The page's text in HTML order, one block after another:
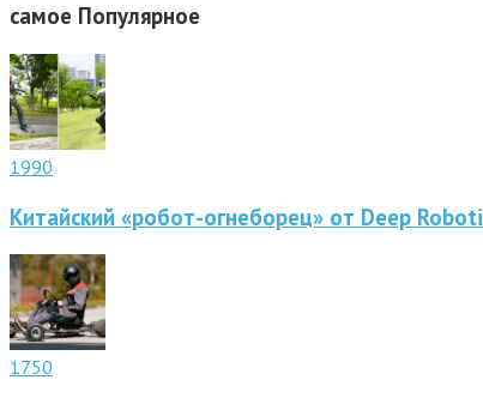
самое Популярное
1990
Китайский «робот-огнеборец» от Deep
1750